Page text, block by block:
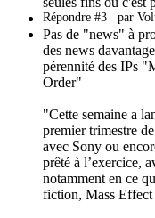
Répondre #3 par
Pas de "news" à
des news
pérennité des IPs
Order"
"Cette semaine a
premier trimestre
avec Sony ou
prêté à l’exercice,
notamment en ce
fiction, Mass Effect